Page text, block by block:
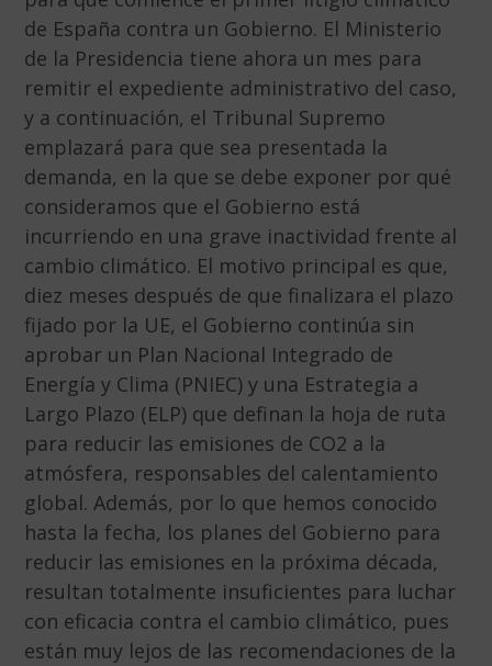
de España contra un Gobierno. El Ministerio
de la Presidencia tiene ahora un mes para
remitir el expediente administrativo del caso,
y a continuación, el Tribunal Supremo
emplazará para que sea presentada la
demanda, en la que se debe exponer por qué
consideramos que el Gobierno está
incurriendo en una grave inactividad frente al
cambio climático. El motivo principal es que,
diez meses después de que finalizara el plazo
fijado por la UE, el Gobierno continúa sin
aprobar un Plan Nacional Integrado de
Energía y Clima (PNIEC) y una Estrategia a
Largo Plazo (ELP) que definan la hoja de ruta
para reducir las emisiones de CO2 a la
atmósfera, responsables del calentamiento
global. Además, por lo que hemos conocido
hasta la fecha, los planes del Gobierno para
reducir las emisiones en la próxima década,
resultan totalmente insuficientes para luchar
con eficacia contra el cambio climático, pues
están muy lejos de las recomendaciones de la